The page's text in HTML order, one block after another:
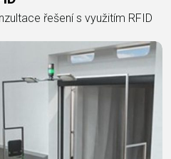
řešení s využitím RFID